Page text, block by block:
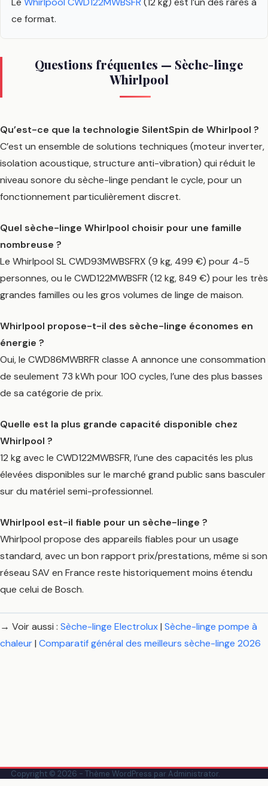
ce format.
Questions fréquentes — Sèche-linge
Whirlpool
Qu’est-ce que la technologie SilentSpin de Whirlpool ?
C’est un ensemble de solutions techniques (moteur inverter,
isolation acoustique, structure anti-vibration) qui réduit le
niveau sonore du sèche-linge pendant le cycle, pour un
fonctionnement particulièrement discret.
Quel sèche-linge Whirlpool choisir pour une famille
nombreuse ?
Le Whirlpool SL CWD93MWBSFRX (9 kg, 499 €) pour 4-5
personnes, ou le CWD122MWBSFR (12 kg, 849 €) pour les très
grandes familles ou les gros volumes de linge de maison.
Whirlpool propose-t-il des sèche-linge économes en
énergie ?
Oui, le CWD86MWBRFR classe A annonce une consommation
de seulement 73 kWh pour 100 cycles, l’une des plus basses
de sa catégorie de prix.
Quelle est la plus grande capacité disponible chez
Whirlpool ?
12 kg avec le CWD122MWBSFR, l’une des capacités les plus
élevées disponibles sur le marché grand public sans basculer
sur du matériel semi-professionnel.
Whirlpool est-il fiable pour un sèche-linge ?
Whirlpool propose des appareils fiables pour un usage
standard, avec un bon rapport prix/prestations, même si son
réseau SAV en France reste historiquement moins étendu
que celui de Bosch.
→ Voir aussi : Sèche-linge Electrolux| Sèche-linge pompe à
chaleur| Comparatif général des meilleurs sèche-linge 2026
Copyright © 2026 - Thème WordPress parAdministrator.